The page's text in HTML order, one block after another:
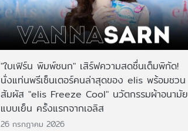
"ใบเฟิร์น พิมพ์ชนก" เสิร์ฟความสดชื่นเต็มพิกัด!
นั่งแท่นพรีเซ็นเตอร์คนล่าสุดของ elis พร้อมชวน
สัมผัส "elis Freeze Cool" นวัตกรรมผ้าอนามัย
แบบเย็น ครั้งแรกจากเอลิส
26 กรกฎาคม 2026